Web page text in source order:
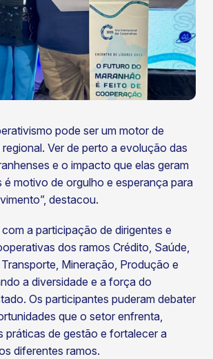
pode ser um motor de
Ver de perto a evolução das
e o impacto que elas geram
é motivo de orgulho e esperança para
destacou.
a participação de dirigentes e
dos ramos Crédito, Saúde,
Mineração, Produção e
a diversidade e a força do
Os participantes puderam debater
que o setor enfrenta,
práticas de gestão e fortalecer a
diferentes ramos.